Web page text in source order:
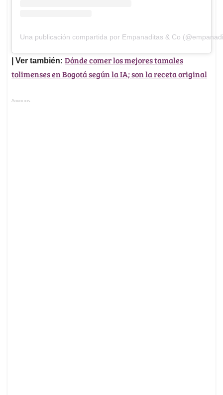
Una publicación compartida por Empanaditas & Co
| Ver también: Dónde comer los mejores tamales
tolimenses en Bogotá según la IA; son la receta original
Anuncios.